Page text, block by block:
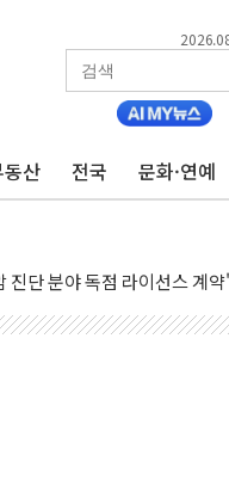
동산 전국 문화·연예
두른 30대 세입자…경찰, 현
질환 보장…폭염기 신속 보
캐나다 IND 신청
군 장병 금융교육·전역 지원
폐 위기…관리종목 우려 지정